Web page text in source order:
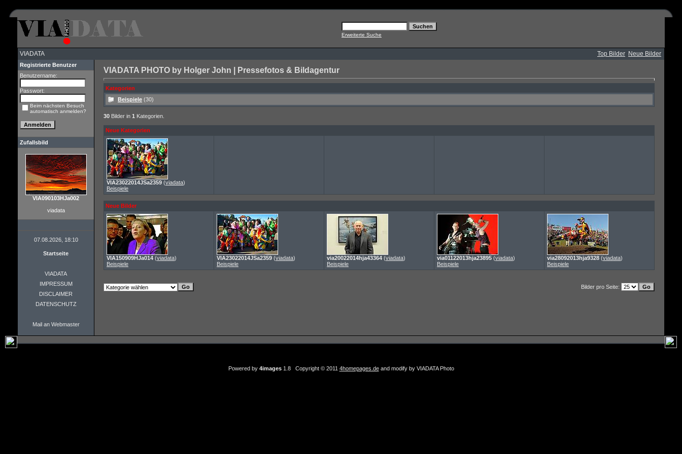
Erweiterte Suche
VIADATA Top Bilder Neue Bilder
Registrierte Benutzer
Benutzername:
Passwort:
Beim nächsten Besuch
automatisch anmelden?
Zufallsbild
VIA090103HJa002
viadata
07.08.2026, 18:10
Startseite
VIADATA
IMPRESSUM
DISCLAIMER
DATENSCHUTZ
Mail an Webmaster
VIADATA PHOTO by Holger John | Pressefotos & Bildagentur
Kategorien
Beispiele (30)
30 Bilder in 1 Kategorien.
Neue Kategorien
VIA23022014JSa2359 (viadata)
Beispiele
Neue Bilder
VIA150909HJa014 (viadata)
Beispiele
VIA23022014JSa2359 (viadata)
Beispiele
via20022014hja43364 (viadata)
Beispiele
via01122013hja23895 (viadata)
Beispiele
via28092013hja9328 (viadata)
Beispiele
Bilder pro Seite:
Powered by 4images1.8 Copyright © 2011 4homepages.deand modify by VIADATA Photo